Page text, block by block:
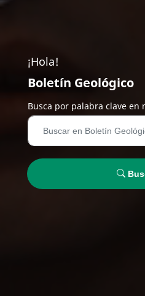
¡Hola!
Boletín Geológico
Busca por palabra clave en